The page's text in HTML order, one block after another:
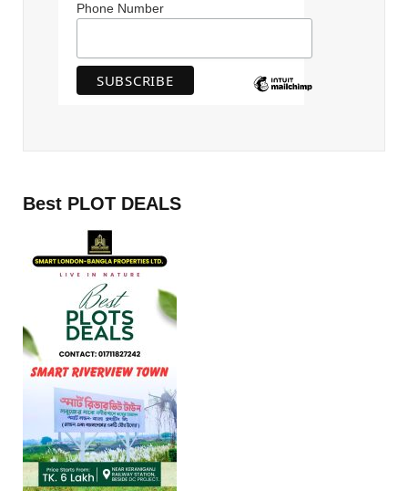
Phone Number
Best PLOT DEALS